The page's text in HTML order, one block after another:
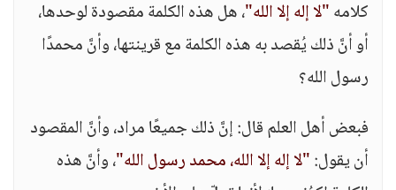
كلامه"لا إله إلا الله"، هل هذه الكلمة مقصودة لوحدها،
أو أنَّ ذلك يُقصد به هذه الكلمة مع قرينتها، وأنَّ محمدًا
رسول الله؟
فبعض أهل العلم قال: إنَّ ذلك جميعًا مراد، وأنَّ المقصود
أن يقول:"لا إله إلا الله، محمد رسول الله"، وأنَّ هذه